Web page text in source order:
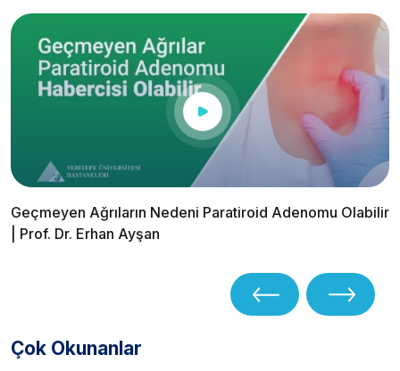
Geçmeyen Ağrıların Nedeni Paratiroid Adenomu Olabilir
| Prof. Dr. Erhan Ayşan
Çok Okunanlar